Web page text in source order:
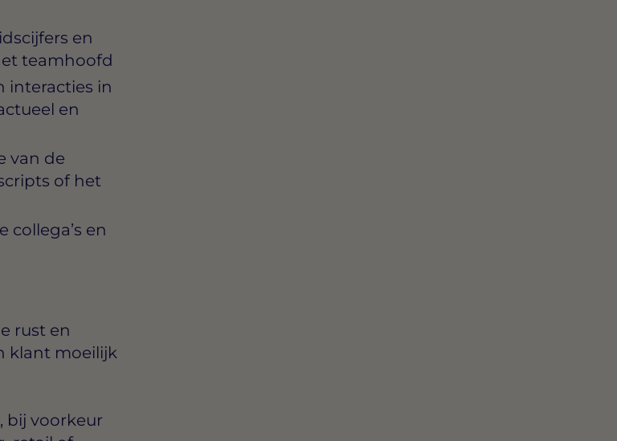
en
teamhoofd
interacties in
en
van de
of het
en
rust en
klant moeilijk
bij voorkeur